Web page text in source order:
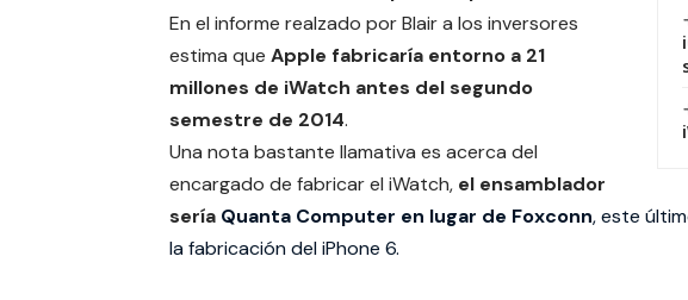
En el informe realzado por Blair a los inversores
estima que Apple fabricaría entorno a 21
millones de iWatch antes del segundo
semestre de 2014.
Una nota bastante llamativa es acerca del
encargado de fabricar el iWatch, el ensamblador
sería Quanta Computer en lugar de Foxconn, este
la fabricación del iPhone 6.